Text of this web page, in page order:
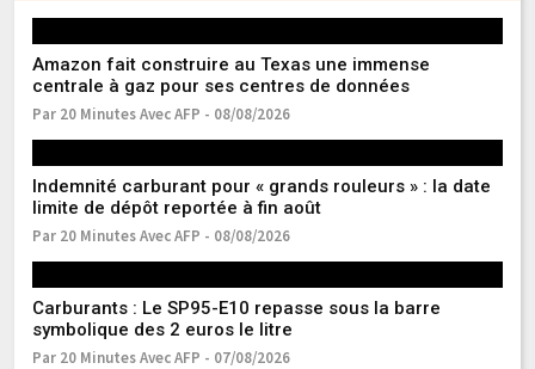
Amazon fait construire au Texas une immense
centrale à gaz pour ses centres de données
Par 20 Minutes Avec AFP - 08/08/2026
Indemnité carburant pour « grands rouleurs » : la date
limite de dépôt reportée à fin août
Par 20 Minutes Avec AFP - 08/08/2026
Carburants : Le SP95-E10 repasse sous la barre
symbolique des 2 euros le litre
Par 20 Minutes Avec AFP - 07/08/2026